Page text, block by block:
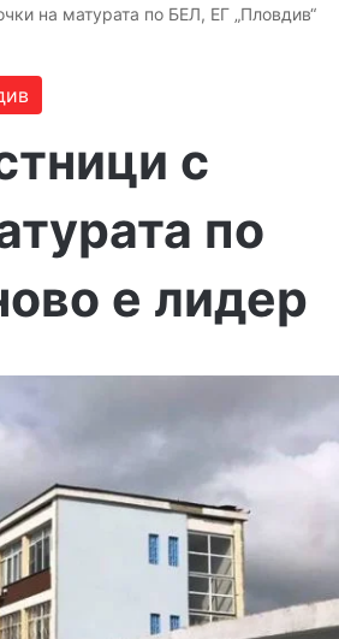
на матурата по БЕЛ, ЕГ „Пловдив“
с
по
е лидер